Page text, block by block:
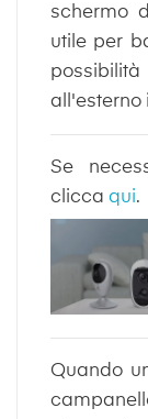
schermo
utile per
all'esterno
Se
clicca qui.
Quando